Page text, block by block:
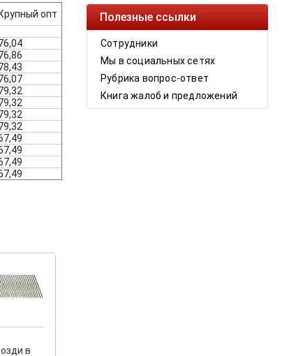
Полезные ссылки
Сотрудники
Мы в социальных сетях
Рубрика вопрос-ответ
Книга жалоб и предложений
Крупный опт
в